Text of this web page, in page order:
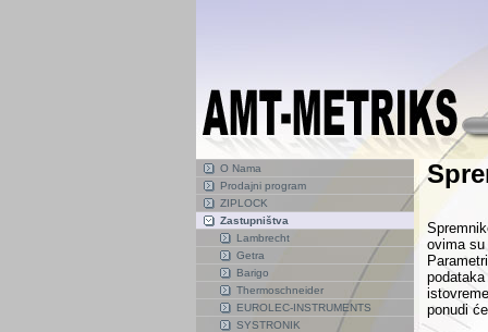
O Nama
Prodajni program
ZIPLOCK
Zastupništva
Lambrecht
Getra
Barigo
Thermoschneider
EUROLEC-INSTRUMENTS
SYSTRONIK
ovima su
ponudi